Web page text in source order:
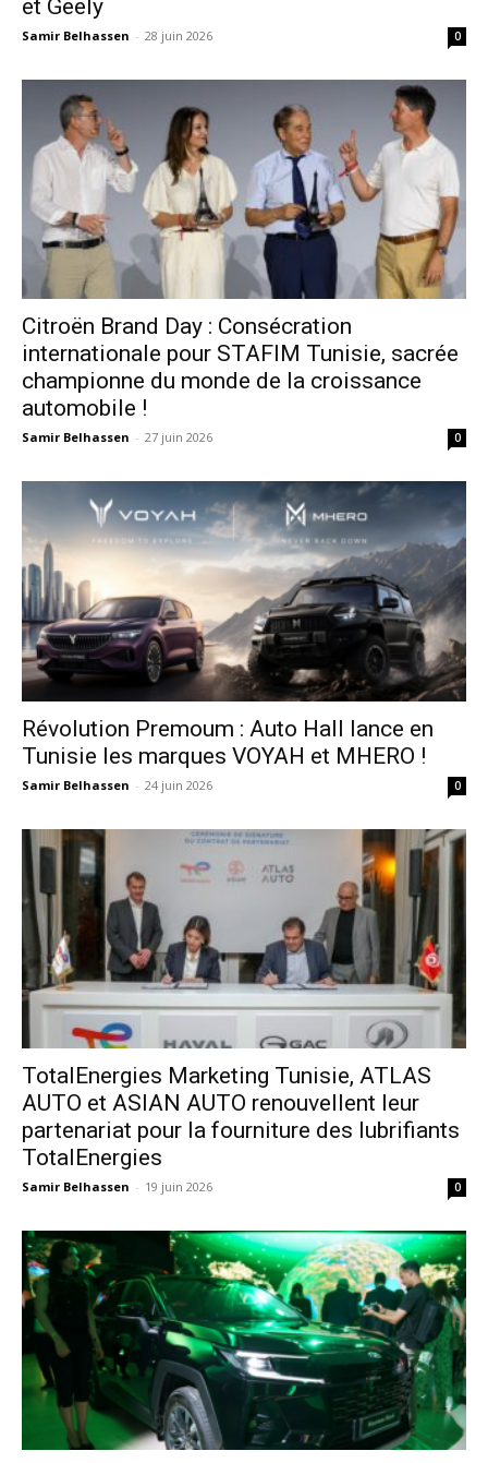
et Geely
Samir Belhassen - 28 juin 2026 0
Citroën Brand Day : Consécration
internationale pour STAFIM Tunisie, sacrée
championne du monde de la croissance
automobile !
Samir Belhassen - 27 juin 2026 0
Révolution Premoum : Auto Hall lance en
Tunisie les marques VOYAH et MHERO !
Samir Belhassen - 24 juin 2026 0
TotalEnergies Marketing Tunisie, ATLAS
AUTO et ASIAN AUTO renouvellent leur
partenariat pour la fourniture des lubrifiants
TotalEnergies
Samir Belhassen - 19 juin 2026 0